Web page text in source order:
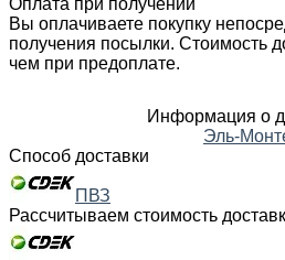
Оплата при получении
Вы оплачиваете покупку
получения посылки. Стоимость
чем при предоплате.
Информация о
Эль-
Способ доставки
ПВЗ
Рассчитываем стоимость